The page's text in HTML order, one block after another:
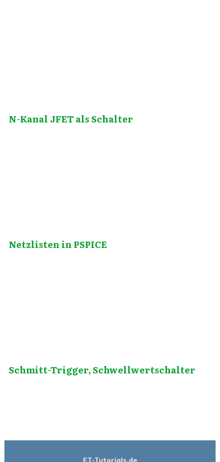
N-Kanal JFET als Schalter
Netzlisten in PSPICE
Schmitt-Trigger, Schwellwertschalter
ET-Tutorials.de